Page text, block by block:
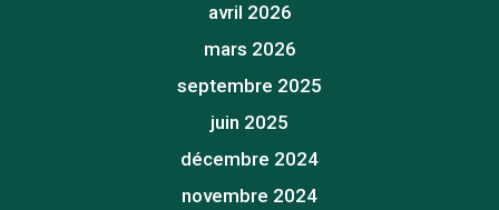
avril 2026
mars 2026
septembre 2025
juin 2025
décembre 2024
novembre 2024